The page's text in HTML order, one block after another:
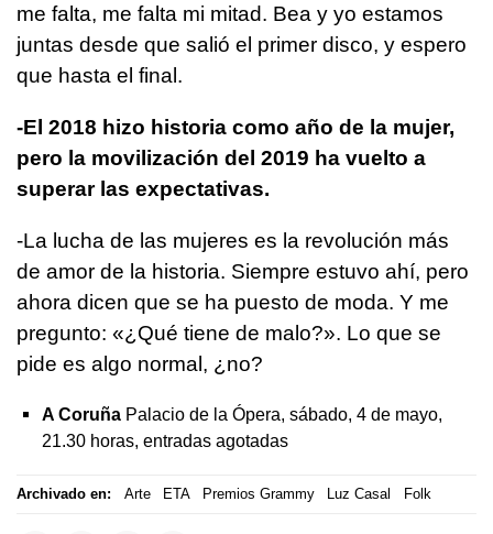
me falta, me falta mi mitad. Bea y yo estamos
juntas desde que salió el primer disco, y espero
que hasta el final.
-El 2018 hizo historia como año de la mujer,
pero la movilización del 2019 ha vuelto a
superar las expectativas.
-La lucha de las mujeres es la revolución más
de amor de la historia. Siempre estuvo ahí, pero
ahora dicen que se ha puesto de moda. Y me
pregunto: «¿Qué tiene de malo?». Lo que se
pide es algo normal, ¿no?
A Coruña Palacio de la Ópera, sábado, 4 de mayo,
21.30 horas, entradas agotadas
Archivado en: Arte ETA Premios Grammy Luz Casal Folk